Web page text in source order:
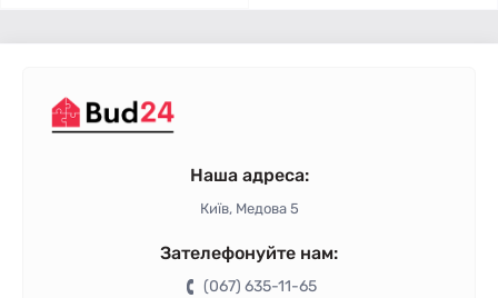
Наша адреса:
Київ, Медова 5
Зателефонуйте нам:
(067) 635-11-65